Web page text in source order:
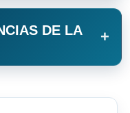
DE LA
+